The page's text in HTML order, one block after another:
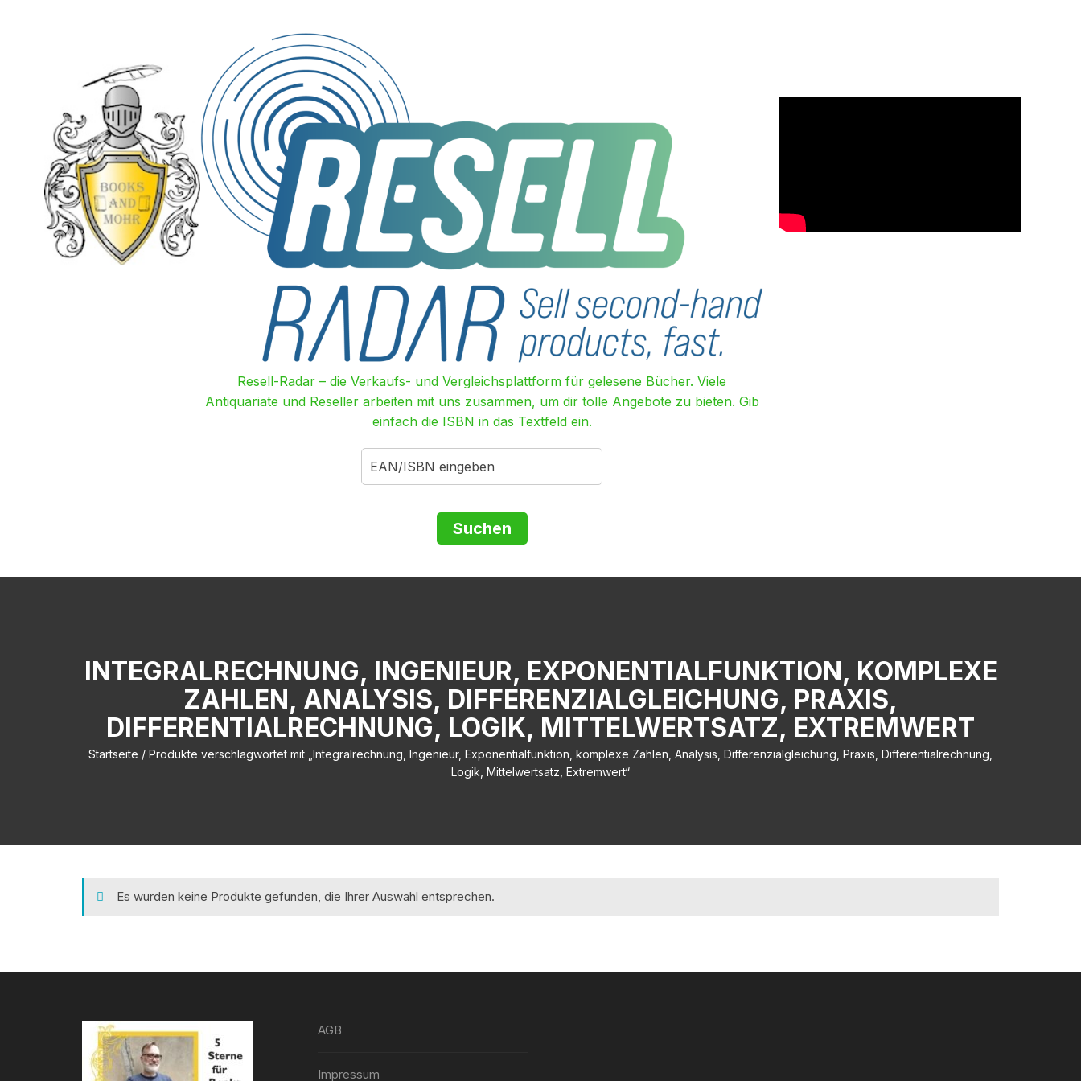
Resell-Radar – die Verkaufs- und Vergleichsplattform für gelesene Bücher. Viele
Antiquariate und Reseller arbeiten mit uns zusammen, um dir tolle Angebote zu bieten. Gib
einfach die ISBN in das Textfeld ein.
INTEGRALRECHNUNG, INGENIEUR, EXPONENTIALFUNKTION, KOMPLEXE
ZAHLEN, ANALYSIS, DIFFERENZIALGLEICHUNG, PRAXIS,
DIFFERENTIALRECHNUNG, LOGIK, MITTELWERTSATZ, EXTREMWERT
Startseite / Produkte verschlagwortet mit „Integralrechnung, Ingenieur, Exponentialfunktion, komplexe Zahlen, Analysis, Differenzialgleichung, Praxis, Differentialrechnung,
Logik, Mittelwertsatz, Extremwert“
Es wurden keine Produkte gefunden, die Ihrer Auswahl entsprechen.
AGB
Impressum